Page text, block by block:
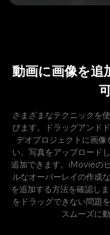
動画に画像を追
さまざまなテクニックを
びます。ドラッグアンド
デオプロジェクトに画像
い。写真をアップロード
追加できます。iMovieの
ルなオーバーレイの作成
を追加する方法を確認し
をドラッグできない問題
スムーズに